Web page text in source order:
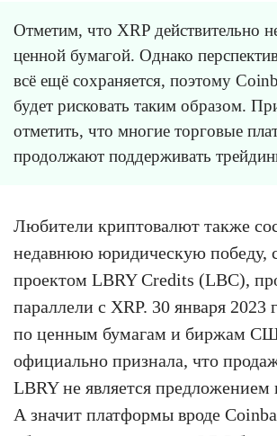
Отметим, что XRP действительно
ценной бумагой. Однако
всё ещё сохраняется, поэтому
будет рисковать таким образом.
отметить, что многие торговые
продолжают поддерживать
Любители криптовалют также
недавнюю юридическую победу,
проектом LBRY Credits (LBC),
параллели с XRP. 30 января 2023
по ценным бумагам и биржам
официально признала, что
LBRY не является предложением
А значит платформы вроде